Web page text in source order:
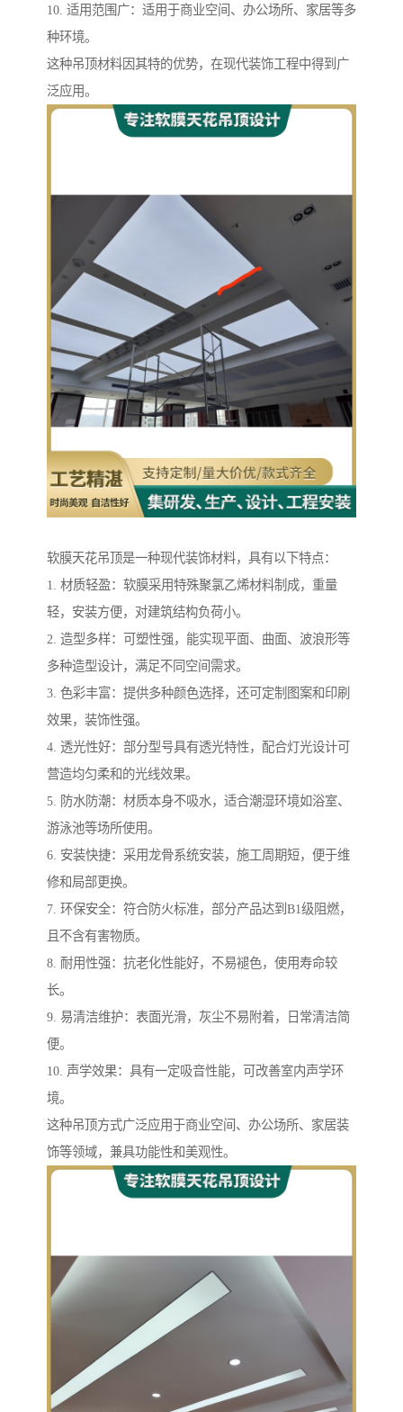
10. 适用范围广：适用于商业空间、办公场所、家居等多
种环境。
这种吊顶材料因其特的优势，在现代装饰工程中得到广
泛应用。
软膜天花吊顶是一种现代装饰材料，具有以下特点：
1. 材质轻盈：软膜采用特殊聚氯乙烯材料制成，重量
轻，安装方便，对建筑结构负荷小。
2. 造型多样：可塑性强，能实现平面、曲面、波浪形等
多种造型设计，满足不同空间需求。
3. 色彩丰富：提供多种颜色选择，还可定制图案和印刷
效果，装饰性强。
4. 透光性好：部分型号具有透光特性，配合灯光设计可
营造均匀柔和的光线效果。
5. 防水防潮：材质本身不吸水，适合潮湿环境如浴室、
游泳池等场所使用。
6. 安装快捷：采用龙骨系统安装，施工周期短，便于维
修和局部更换。
7. 环保安全：符合防火标准，部分产品达到B1级阻燃，
且不含有害物质。
8. 耐用性强：抗老化性能好，不易褪色，使用寿命较
长。
9. 易清洁维护：表面光滑，灰尘不易附着，日常清洁简
便。
10. 声学效果：具有一定吸音性能，可改善室内声学环
境。
这种吊顶方式广泛应用于商业空间、办公场所、家居装
饰等领域，兼具功能性和美观性。